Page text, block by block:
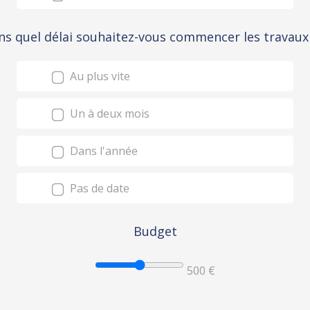
quel délai souhaitez-vous commencer les
Au plus vite
Un à deux mois
Dans l'année
Pas de date
Budget
500 €